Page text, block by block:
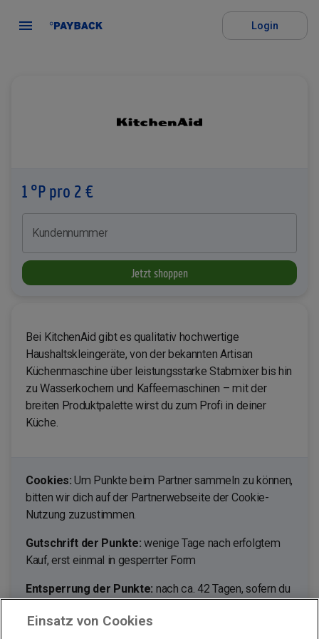
Login
Bei KitchenAid gibt es qualitativ hochwertige
Haushaltskleingeräte, von der bekannten Artisan
Küchenmaschine über leistungsstarke Stabmixer bis hin
zu Wasserkochern und Kaffeemaschinen – mit der
breiten Produktpalette wirst du zum Profi in deiner
Küche.
Cookies: Um Punkte beim Partner sammeln zu können,
bitten wir dich auf der Partnerwebseite der Cookie-
Nutzung zuzustimmen.
Gutschrift der Punkte: wenige Tage nach erfolgtem
Kauf, erst einmal in gesperrter Form
Entsperrung der Punkte: nach ca. 42 Tagen, sofern du
1 °P pro 2 €
Kundennummer
Jetzt shoppen
Einsatz von Cookies